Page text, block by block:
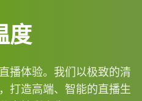
度
播体验。我们以极致的清
打造高端、智能的直播生